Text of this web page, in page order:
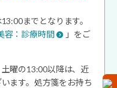
までとなります。
容：診療時間
」をご
土曜の13:00以降は、近
ます。処方箋をお持ち